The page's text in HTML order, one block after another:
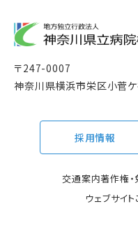
〒247-0007
神奈川県横浜市栄区小菅
採用情報
交通案内著作権
ウェブサイ